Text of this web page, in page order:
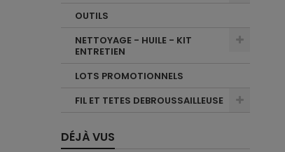
OUTILS
NETTOYAGE - HUILE - KIT
ENTRETIEN
LOTS PROMOTIONNELS
FIL ET TETES DEBROUSSAILLEUSE
DÉJÀ VUS